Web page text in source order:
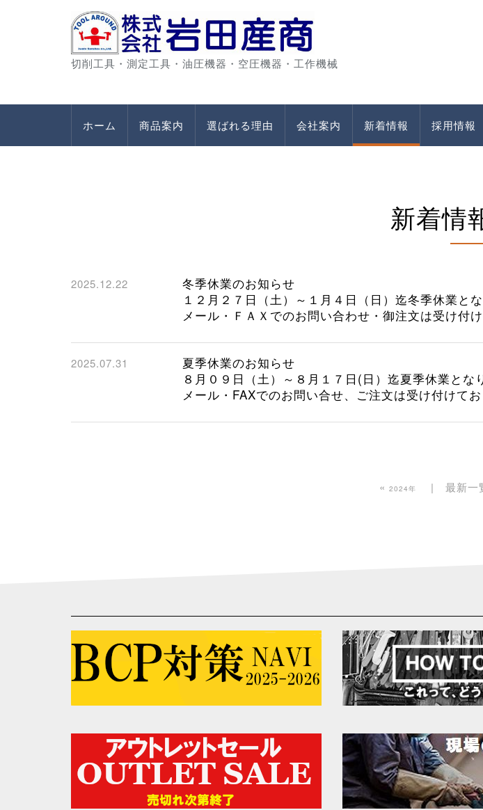
切削工具・測定工具・油圧機器・空圧機器・工作機械
ホーム 商品案内 選ばれる理由 会社案内 新着情報 採用情報
新着情
2025.12.22
冬季休業のお知らせ
１２月２７日（土）～１月４日（日）迄冬季休業とな
メール・ＦＡＸでのお問い合わせ・御注文は受け付け
2025.07.31
夏季休業のお知らせ
８月０９日（土）～８月１７日(日）迄夏季休業とな
メール・FAXでのお問い合せ、ご注文は受け付けてお
« 2024年 最新一